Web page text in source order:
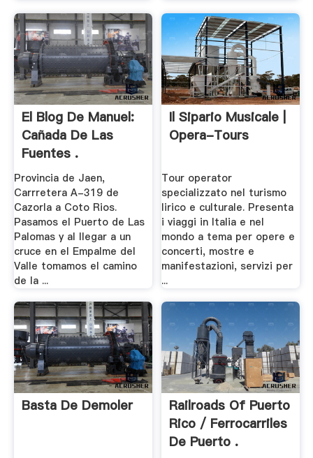
El Blog De Manuel:
Cañada De Las
Fuentes .
Provincia de Jaen,
Carrretera A-319 de
Cazorla a Coto Rios.
Pasamos el Puerto de Las
Palomas y al llegar a un
cruce en el Empalme del
Valle tomamos el camino
de la ...
Il Sipario Musicale |
Opera-Tours
Tour operator
specializzato nel turismo
lirico e culturale. Presenta
i viaggi in Italia e nel
mondo a tema per opere e
concerti, mostre e
manifestazioni, servizi per
...
Basta De Demoler
Railroads Of Puerto
Rico / Ferrocarriles
De Puerto .